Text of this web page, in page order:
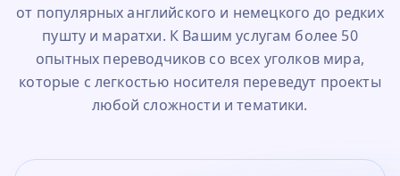
от популярных английского и немецкого до редких
пушту и маратхи. К Вашим услугам более 50
опытных переводчиков со всех уголков мира,
которые с легкостью носителя переведут проекты
любой сложности и тематики.